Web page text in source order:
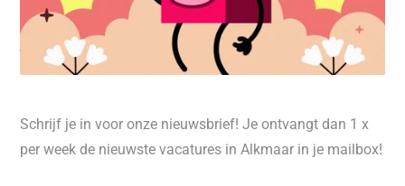
Schrijf je in voor onze nieuwsbrief! Je ontvangt dan 1 x
per week de nieuwste vacatures in Alkmaar in je mailbox!